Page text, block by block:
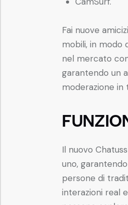
Fai nuove
mobili, in modo
nel mercato
garantendo un
moderazione in
Il nuovo
uno,
persone di
interazioni real